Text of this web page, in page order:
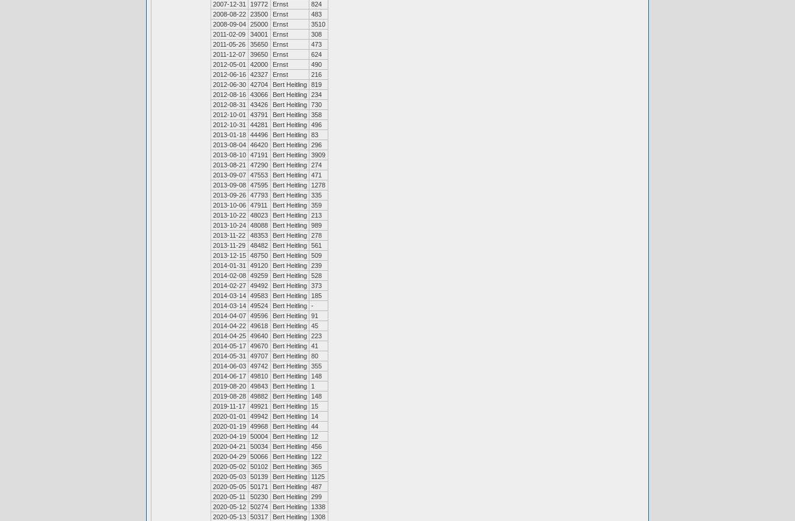
2007-12-31
19772 Ernst
824
2008-08-22 23500 Ernst
483
2008-09-04 25000 Ernst
3510
2011-02-09
34001 Ernst
308
2011-05-26
35650 Ernst
473
2011-12-07
39650 Ernst
624
2012-05-01
42000 Ernst
490
2012-06-16 42327 Ernst
216
2012-06-30 42704 Bert Heitling 819
2012-08-16 43066 Bert Heitling 234
2012-08-31
43426 Bert Heitling 730
2012-10-01
43791 Bert Heitling 358
2012-10-31
44281 Bert Heitling 496
2013-01-18 44496 Bert Heitling 83
2013-08-04 46420 Bert Heitling 296
2013-08-10 47191 Bert Heitling 3909
2013-08-21
47290 Bert Heitling 274
2013-09-07 47553 Bert Heitling 471
2013-09-08 47595 Bert Heitling
1278
2013-09-26 47793 Bert Heitling 335
2013-10-06 47911 Bert Heitling 359
2013-10-22 48023 Bert Heitling 213
2013-10-24 48088 Bert Heitling 989
2013-11-22
48353 Bert Heitling 278
2013-11-29
48482 Bert Heitling 561
2013-12-15 48750 Bert Heitling 509
2014-01-31
49120 Bert Heitling 239
2014-02-08 49259 Bert Heitling 528
2014-02-27 49492 Bert Heitling 373
2014-03-14 49583 Bert Heitling
185
2014-03-14 49524 Bert Heitling -
2014-04-07 49596 Bert Heitling 91
2014-04-22 49618 Bert Heitling 45
2014-04-25 49640 Bert Heitling 223
2014-05-17 49670 Bert Heitling 41
2014-05-31
49707 Bert Heitling 80
2014-06-03 49742 Bert Heitling 355
2014-06-17 49810 Bert Heitling
148
2019-08-20 49843 Bert Heitling
1
2019-08-28 49882 Bert Heitling
148
2019-11-17
49921 Bert Heitling
15
2020-01-01
49942 Bert Heitling
14
2020-01-19 49968 Bert Heitling 44
2020-04-19 50004 Bert Heitling
12
2020-04-21
50034 Bert Heitling 456
2020-04-29 50066 Bert Heitling
122
2020-05-02 50102 Bert Heitling 365
2020-05-03 50139 Bert Heitling
1125
2020-05-05 50171 Bert Heitling 487
2020-05-11
50230 Bert Heitling 299
2020-05-12 50274 Bert Heitling
1338
2020-05-13 50317 Bert Heitling
1308